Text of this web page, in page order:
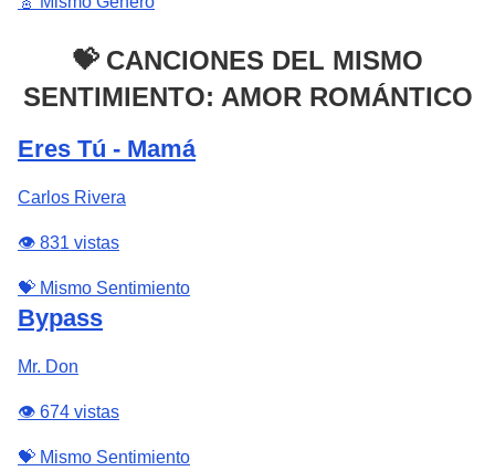
💝 CANCIONES DEL MISMO
SENTIMIENTO: AMOR ROMÁNTICO
Eres Tú - Mamá
Carlos Rivera
👁️ 831 vistas
💝 Mismo Sentimiento
Bypass
Mr. Don
👁️ 674 vistas
💝 Mismo Sentimiento